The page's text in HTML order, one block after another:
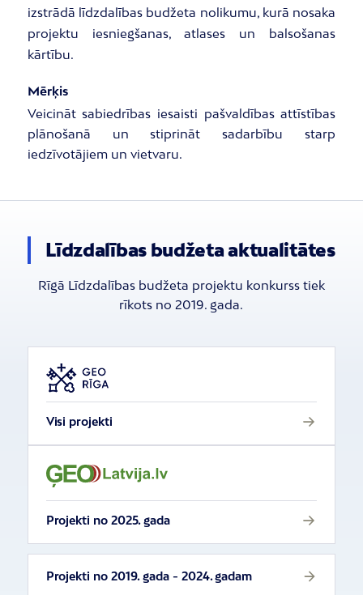
izstrādā līdzdalības budžeta nolikumu, kurā nosaka
projektu iesniegšanas, atlases un balsošanas
kārtību.
Mērķis
Veicināt sabiedrības iesaisti pašvaldības attīstības
plānošanā un stiprināt sadarbību starp
iedzīvotājiem un vietvaru.
Līdzdalības budžeta aktualitātes
Rīgā Līdzdalības budžeta projektu konkurss tiek
rīkots no 2019. gada.
Visi projekti
Projekti no 2025. gada
Projekti no 2019. gada - 2024. gadam